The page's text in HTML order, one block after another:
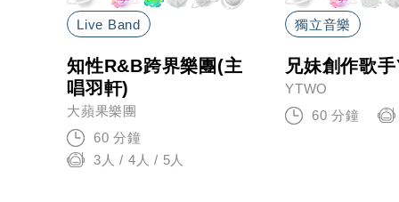
Live Band
知性R&B跨界樂團(主
唱羽軒)
大蘋果樂團
60 分鐘
3人 / 4人 / 5人
獨立音樂
兄妹創作歌
YTWO
60 分鐘